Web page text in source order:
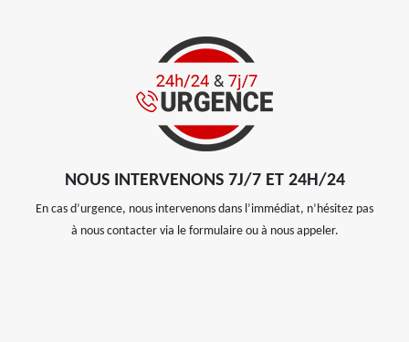
NOUS INTERVENONS 7J/7 ET 24H/24
En cas d’urgence, nous intervenons dans l’immédiat, n’hésitez pas
à nous contacter via le formulaire ou à nous appeler.